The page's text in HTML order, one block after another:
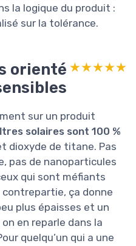
la logique du produit :
sur la tolérance.
orienté ★★★★★
★★★★★
sur un produit
solaires sont 100 %
dioxyde de titane. Pas
pas de nanoparticules
qui sont méfiants
contrepartie, ça donne
plus épaisses et un
en reparle dans la
quelqu’un qui a une